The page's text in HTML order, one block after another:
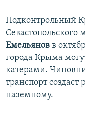
Подконтрольный
Севастопольского
Емельянов в
города Крыма
катерами.
транспорт
наземному.